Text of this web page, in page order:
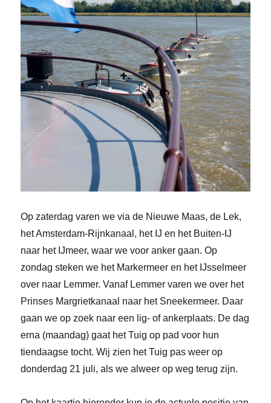
Op zaterdag varen we via de Nieuwe Maas, de Lek,
het Amsterdam-Rijnkanaal, het IJ en het Buiten-IJ
naar het IJmeer, waar we voor anker gaan. Op
zondag steken we het Markermeer en het IJsselmeer
over naar Lemmer. Vanaf Lemmer varen we over het
Prinses Margrietkanaal naar het Sneekermeer. Daar
gaan we op zoek naar een lig- of ankerplaats. De dag
erna (maandag) gaat het Tuig op pad voor hun
tiendaagse tocht. Wij zien het Tuig pas weer op
donderdag 21 juli, als we alweer op weg terug zijn.